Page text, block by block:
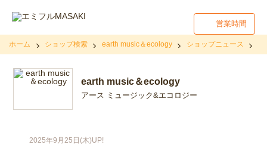
営業時間
ホーム ショップ検索 earth music＆ecology ショップニュース
earth music＆ecology
アース ミュージック&エコロジー
2025年9月25日(木)UP!